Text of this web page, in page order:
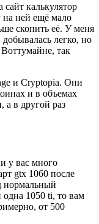
калькулятор
на ней ещё мало
скопить её. У меня
легко, но
Воттумайне, так
и Cryptopia. Они
и в объемах
в другой раз
у вас много
gtx 1060 после
нормальный
одна 1050 ti, то вам
от 500